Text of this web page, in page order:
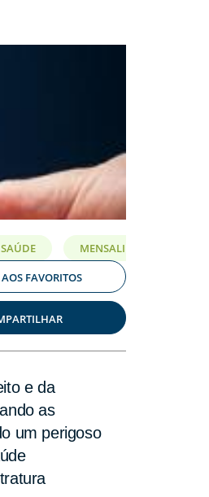
MENSALIDADE
FAVORITOS
e da
as
um perigoso